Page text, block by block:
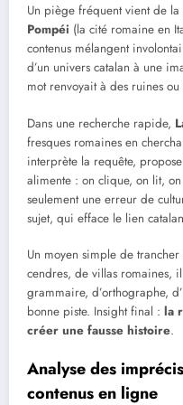
Un piège fréquent vient de
Pompéi (la cité romaine en
contenus mélangent
d’un univers catalan à une
mot renvoyait à des ruines
Dans une recherche rapide,
fresques romaines en
interprète la requête,
alimente : on clique, on lit, on
seulement une erreur de
sujet, qui efface le lien
Un moyen simple de
cendres, de villas romaines,
grammaire, d’orthographe,
bonne piste. Insight final : la
créer une fausse histoire.
Analyse des
contenus en ligne